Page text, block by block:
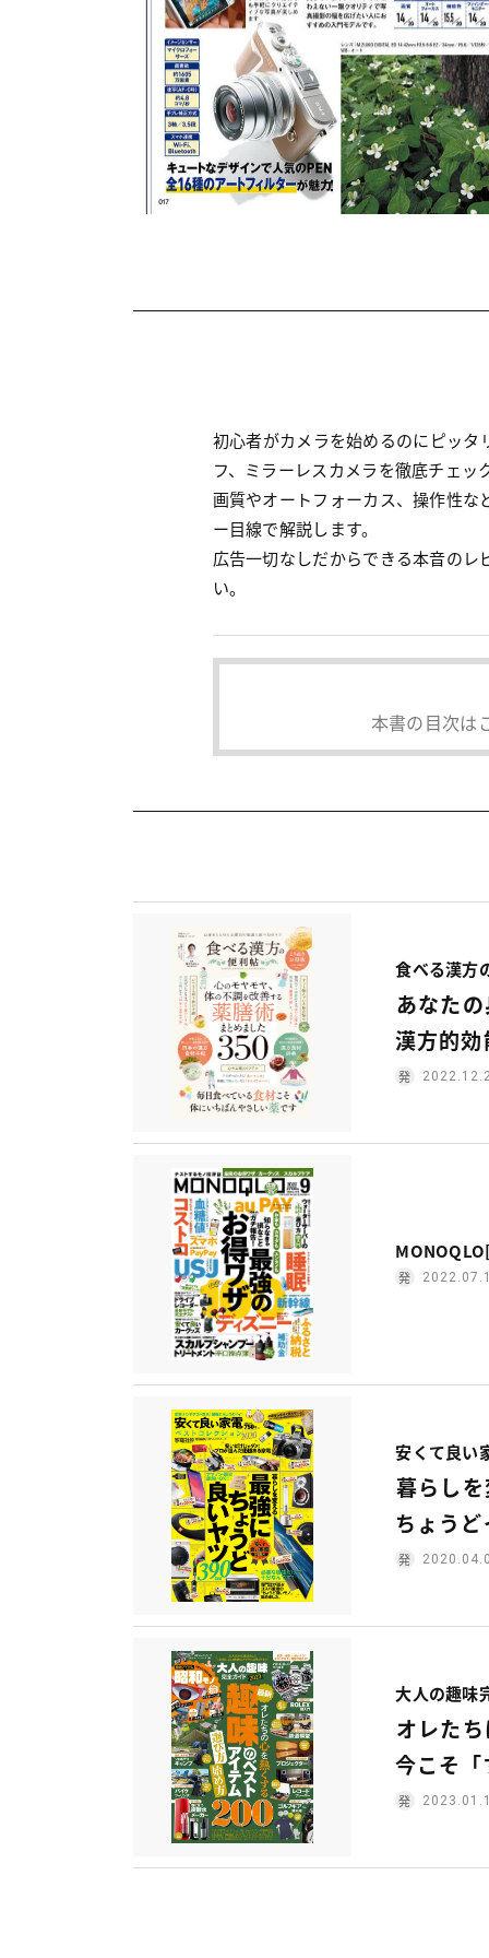
初心者がカメラを始めるのにピッ
フ、ミラーレスカメラを徹底チェッ
画質やオートフォーカス、操作性
ー目線で解説します。
広告一切なしだからできる本音の
い。
本書の目次は
食べる漢方
あなた
漢方的
安くて良い
暮らし
ちょう
大人の趣味
オレた
今こそ